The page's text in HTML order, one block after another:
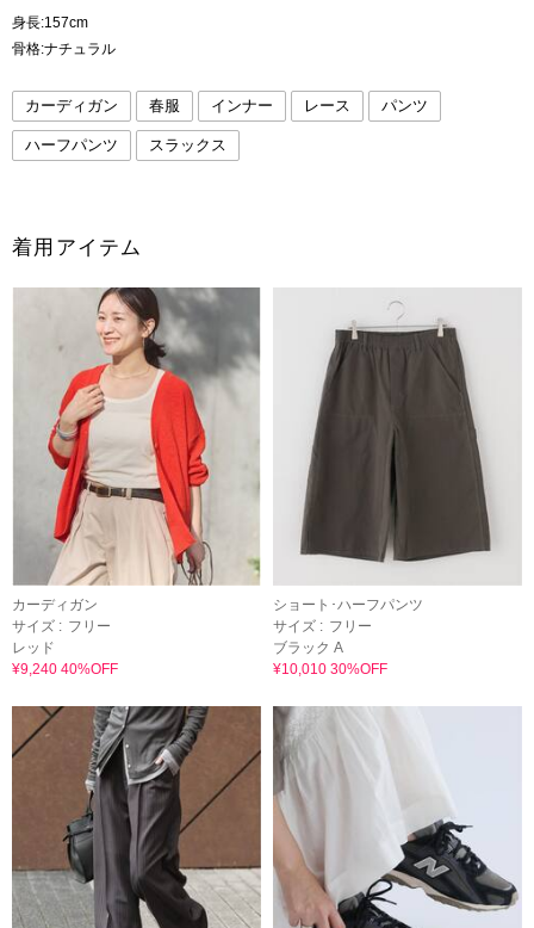
身長:157cm
骨格:ナチュラル
カーディガン 春服 インナー レース パンツ
ハーフパンツ スラックス
着用アイテム
カーディガン
サイズ : フリー
レッド
¥9,240 40%OFF
ショート･ハーフパンツ
サイズ : フリー
ブラック A
¥10,010 30%OFF